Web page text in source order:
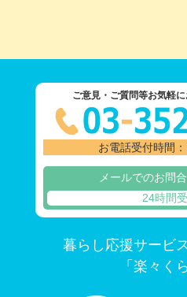
ご意見・ご質問等お気軽に
お電話受付時間
メールでのお問
24時間
暮らし応援サービ
「楽々く